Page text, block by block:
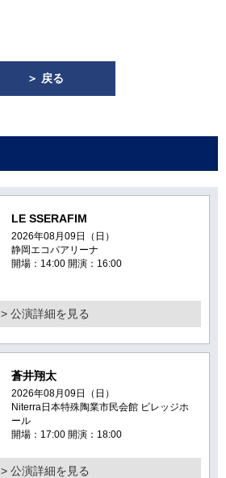
＞ 戻る
LE SSERAFIM
2026年08月09日（日）
静岡エコパアリーナ
開場：14:00 開演：16:00
> 公演詳細を見る
蒼井翔太
2026年08月09日（日）
Niterra日本特殊陶業市民会館 ビレッジホ
ール
開場：17:00 開演：18:00
> 公演詳細を見る